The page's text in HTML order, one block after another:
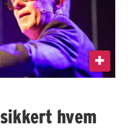
hvem